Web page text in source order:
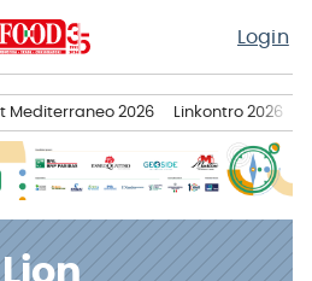
Login
Mediterraneo 2026 Linkontro 2026
Lion